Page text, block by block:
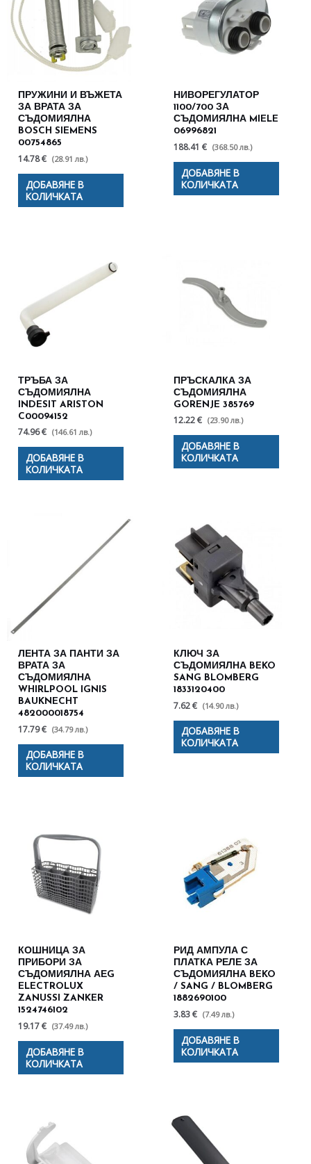
ПРУЖИНИ И ВЪЖЕТА
ЗА ВРАТА ЗА
СЪДОМИЯЛНА
BOSCH SIEMENS
00754865
14.78 € (28.91 лв.)
ДОБАВЯНЕ В
КОЛИЧКАТА
НИВОРЕГУЛАТОР
1100/700 ЗА
СЪДОМИЯЛНА MIELE
06996821
188.41 € (368.50 лв.)
ДОБАВЯНЕ В
КОЛИЧКАТА
ТРЪБА ЗА
СЪДОМИЯЛНА
INDESIT ARISTON
C00094152
74.96 € (146.61 лв.)
ДОБАВЯНЕ В
КОЛИЧКАТА
ПРЪСКАЛКА ЗА
СЪДОМИЯЛНА
GORENJE 385769
12.22 € (23.90 лв.)
ДОБАВЯНЕ В
КОЛИЧКАТА
ЛЕНТА ЗА ПАНТИ ЗА
ВРАТА ЗА
СЪДОМИЯЛНА
WHIRLPOOL IGNIS
BAUKNECHT
482000018754
17.79 € (34.79 лв.)
ДОБАВЯНЕ В
КОЛИЧКАТА
КЛЮЧ ЗА
СЪДОМИЯЛНА BEKO
SANG BLOMBERG
1833120400
7.62 € (14.90 лв.)
ДОБАВЯНЕ В
КОЛИЧКАТА
КОШНИЦА ЗА
ПРИБОРИ ЗА
СЪДОМИЯЛНА АЕG
ELECTROLUX
ZANUSSI ZANKER
1524746102
19.17 € (37.49 лв.)
ДОБАВЯНЕ В
КОЛИЧКАТА
РИД АМПУЛА С
ПЛАТКА РЕЛЕ ЗА
СЪДОМИЯЛНА BEKO
/ SANG / BLOMBERG
1882690100
3.83 € (7.49 лв.)
ДОБАВЯНЕ В
КОЛИЧКАТА